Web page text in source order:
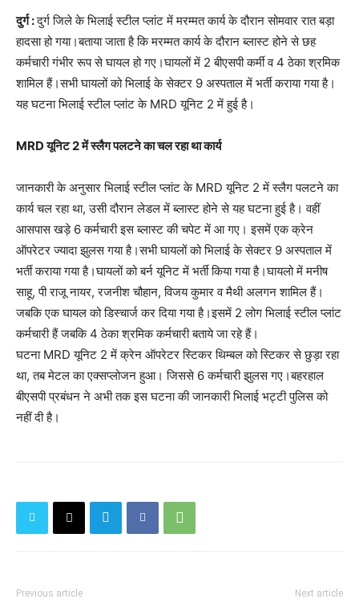
दुर्ग :दुर्ग जिले के भिलाई स्टील प्लांट में मरम्मत कार्य के दौरान सोमवार रात बड़ा
हादसा हो गया।बताया जाता है कि मरम्मत कार्य के दौरान ब्लास्ट होने से छह
कर्मचारी गंभीर रूप से घायल हो गए।घायलों में 2 बीएसपी कर्मी व 4 ठेका श्रमिक
शामिल हैं।सभी घायलों को भिलाई के सेक्टर 9 अस्पताल में भर्ती कराया गया है।
यह घटना भिलाई स्टील प्लांट के MRD यूनिट 2 में हुई है।
MRD यूनिट 2 में स्लैग पलटने का चल रहा था कार्य
जानकारी के अनुसार भिलाई स्टील प्लांट के MRD यूनिट 2 में स्लैग पलटने का
कार्य चल रहा था, उसी दौरान लेडल में ब्लास्ट होने से यह घटना हुई है। वहीं
आसपास खड़े 6 कर्मचारी इस ब्लास्ट की चपेट में आ गए। इसमें एक क्रेन
ऑपरेटर ज्यादा झुलस गया है।सभी घायलों को भिलाई के सेक्टर 9 अस्पताल में
भर्ती कराया गया है।घायलों को बर्न यूनिट में भर्ती किया गया है।घायलो में मनीष
साहू, पी राजू नायर, रजनीश चौहान, विजय कुमार व मैथी अलगन शामिल हैं।
जबकि एक घायल को डिस्चार्ज कर दिया गया है।इसमें 2 लोग भिलाई स्टील प्लांट
कर्मचारी हैं जबकि 4 ठेका श्रमिक कर्मचारी बताये जा रहे हैं।
घटना MRD यूनिट 2 में क्रेन ऑपरेटर स्टिकर थिम्बल को स्टिकर से छुड़ा रहा
था, तब मेटल का एक्सप्लोजन हुआ। जिससे 6 कर्मचारी झुलस गए।बहरहाल
बीएसपी प्रबंधन ने अभी तक इस घटना की जानकारी भिलाई भट्टी पुलिस को
नहीं दी है।
Previous article Next article